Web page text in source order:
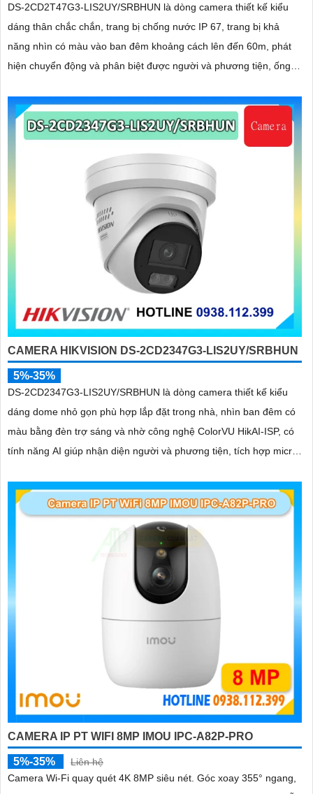
DS-2CD2T47G3-LIS2UY/SRBHUN là dòng camera thiết kế kiểu
dáng thân chắc chắn, trang bị chống nước IP 67, trang bị khả
năng nhìn có màu vào ban đêm khoảng cách lên đến 60m, phát
hiện chuyển động và phân biệt được người và phương tiện, ống
CAMERA HIKVISION DS-2CD2347G3-LIS2UY/SRBHUN
5%-35%
DS-2CD2347G3-LIS2UY/SRBHUN là dòng camera thiết kế kiểu
dáng dome nhỏ gọn phù hợp lắp đặt trong nhà, nhìn ban đêm có
màu bằng đèn trợ sáng và nhờ công nghệ ColorVU HikAI-ISP, có
tính năng AI giúp nhận diện người và phương tiện, tích hợp micro
CAMERA IP PT WIFI 8MP IMOU IPC-A82P-PRO
5%-35%
Liên hệ
Camera Wi-Fi quay quét 4K 8MP siêu nét. Góc xoay 355° ngang,